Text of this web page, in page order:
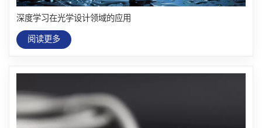
深度学习在光学设计领域的应用
阅读更多